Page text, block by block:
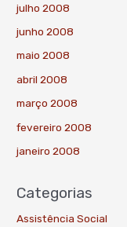
julho 2008
junho 2008
maio 2008
abril 2008
março 2008
fevereiro 2008
janeiro 2008
Categorias
Assistência Social